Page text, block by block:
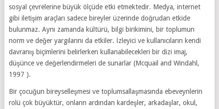
sosyal çevrelerine büyük ölçüde etki etmektedir. Medya, internet
gibi iletişim araçları sadece bireyler üzerinde doğrudan etkide
bulunmaz. Aynı zamanda kültürü, bilgi birikimini, bir toplumun
norm ve değer yargılarını da etkiler. İzleyici ve kullanıcıların kendi
davranış biçimlerini belirlerken kullanabilecekleri bir dizi imaj,
düşünce ve değerlendirmeleri de sunarlar (Mcquail and Windahl,
1997 ).
Bir çocuğun bireyselleşmesi ve toplumsallaşmasında ebeveynlerin
rolü çok büyüktür, onların ardından kardeşler, arkadaşlar, okul,